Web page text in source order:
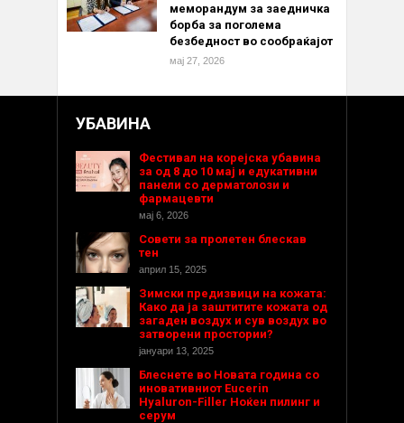
меморандум за заедничка
борба за поголема
безбедност во сообраќајот
мај 27, 2026
УБАВИНА
Фестивал на корејска убавина
за од 8 до 10 мај и едукативни
панели со дерматолози и
фармацевти
мај 6, 2026
Совети за пролетен блескав
тен
април 15, 2025
Зимски предизвици на кожата:
Како да ја заштитите кожата од
загаден воздух и сув воздух во
затворени простории?
јануари 13, 2025
Блеснете во Новата година со
иновативниот Eucerin
Hyaluron-Filler Ноќен пилинг и
серум